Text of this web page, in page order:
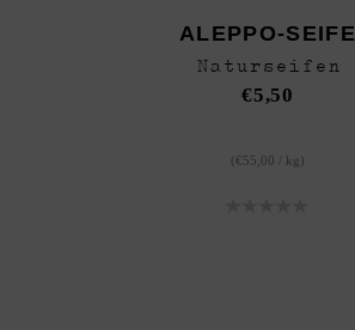
ALEPPO-SEIFE
Naturseifen
€5,50
( €55,00 kg )